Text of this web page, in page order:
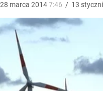
28 marca 20147:46 / 13